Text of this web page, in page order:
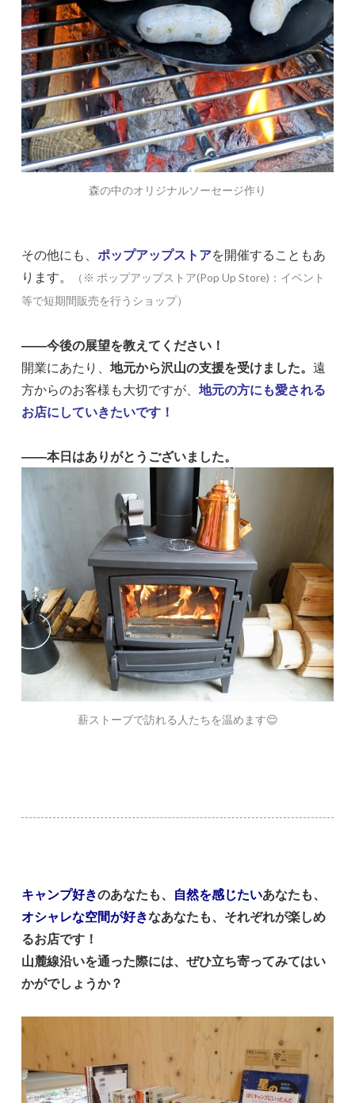
森の中のオリジナルソーセージ作り
その他にも、 ポップアップストアを開催することもあ
ります。
（※ ポップアップストア(Pop Up Store)：イベント
等で短期間販売を行うショップ）
――今後の展望を教えてください！
開業にあたり、地元から沢山の支援を受けました。遠
方からのお客様も大切ですが、地元の方にも愛される
お店にしていきたいです！
――本日はありがとうございました。
薪ストーブで訪れる人たちを温めます😌
キャンプ好きのあなたも、 自然を感じたいあなたも、
オシャレな空間が好きなあなたも、それぞれが楽しめ
るお店です！
山麓線沿いを通った際には、ぜひ立ち寄ってみてはい
かがでしょうか？